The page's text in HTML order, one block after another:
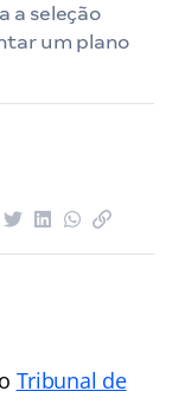
a seleção
um plano
Tribunal de